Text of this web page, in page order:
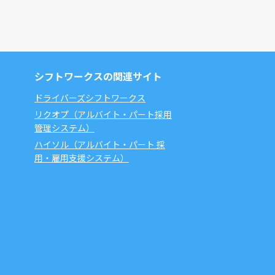
シフトワークスの関連サイト
ドライバーズシフトワークス
リクオプ（アルバイト・パート採用
管理システム）
ハイソル（アルバイト・パート 採
用・雇用支援システム）